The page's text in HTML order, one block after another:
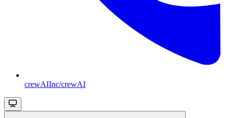
crewAIInc/crewAI